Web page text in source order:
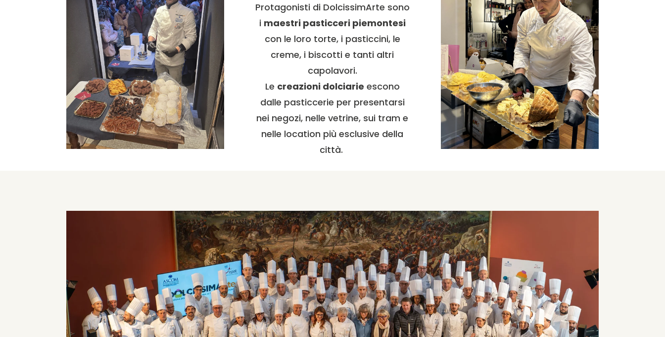
Protagonisti di DolcissimArte sono
i maestri pasticceri piemontesi
con le loro torte, i pasticcini, le
creme, i biscotti e tanti altri
capolavori.
Le creazioni dolciarie escono
dalle pasticcerie per presentarsi
nei negozi, nelle vetrine, sui tram e
nelle location più esclusive della
città.